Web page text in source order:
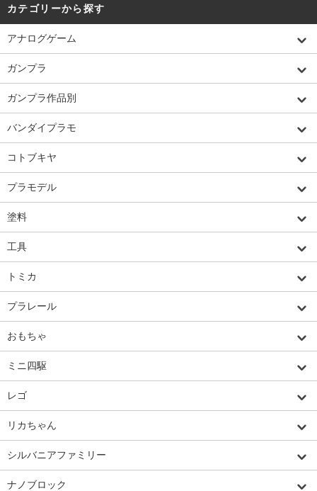
カテゴリーから探す
アナログゲーム
ガンプラ
ガンプラ作品別
バンダイプラモ
コトブキヤ
プラモデル
塗料
工具
トミカ
プラレール
おもちゃ
ミニ四駆
レゴ
リカちゃん
シルバニアファミリー
ナノブロック